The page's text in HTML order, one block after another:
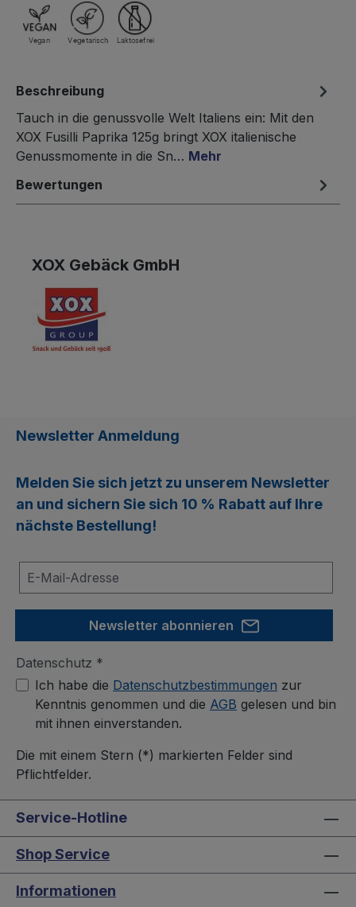
Beschreibung
Tauch in die genussvolle Welt Italiens ein: Mit den
XOX Fusilli Paprika 125g bringt XOX italienische
Genussmomente in die Sn… Mehr
Bewertungen
XOX Gebäck GmbH
Newsletter Anmeldung
Melden Sie sich jetzt zu unserem Newsletter
an und sichern Sie sich 10 % Rabatt auf Ihre
nächste Bestellung!
Newsletter abonnieren
Datenschutz *
Ich habe die Datenschutzbestimmungen zur
Kenntnis genommen und die AGB gelesen und bin
mit ihnen einverstanden.
Die mit einem Stern (*) markierten Felder sind
Pflichtfelder.
Service-Hotline
Shop Service
Informationen